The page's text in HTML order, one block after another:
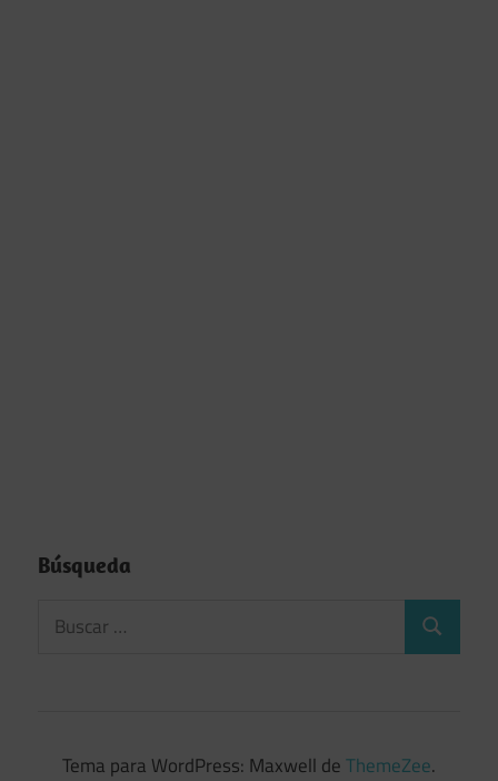
Búsqueda
Tema para WordPress: Maxwell deThemeZee.